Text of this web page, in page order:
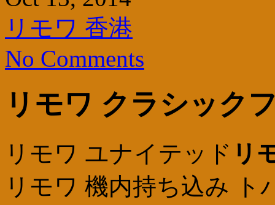
リモワ 香港
No Comments
リモワ クラシック
リモワ ユナイテッド リ
リモワ 機内持ち込み